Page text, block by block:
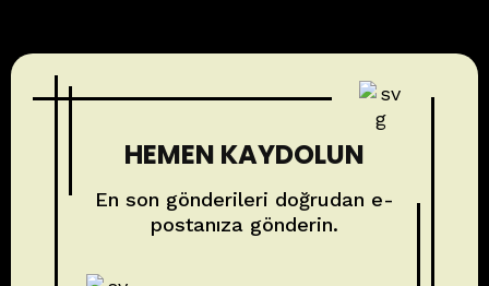
HEMEN KAYDOLUN
En son gönderileri doğrudan e-
postanıza gönderin.